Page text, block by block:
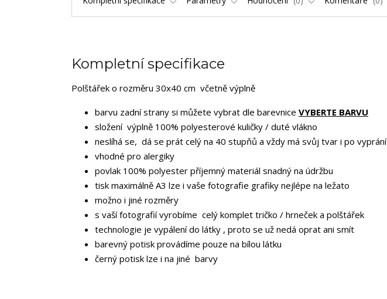
Kompletní specifikace
Polštářek o rozměru 30x40 cm včetně výplně
barvu zadní strany si můžete vybrat dle barevnice VYBERTE BARVU
složení výplně 100% polyesterové kuličky / duté vlákno
neslíhá se, dá se prát celý na 40 stupňů a vždy má svůj tvar i po vyprání
vhodné pro alergiky
povlak 100% polyester příjemný materiál snadný na údržbu
tisk maximálně A3 lze i vaše fotografie grafiky nejlépe na ležato
možno i jiné rozměry
s vaší fotografií vyrobíme celý komplet tričko / hrneček a polštářek
technologie je vypálení do látky , proto se už nedá oprat ani smít
barevný potisk provádíme pouze na bílou látku
černý potisk lze i na jiné barvy